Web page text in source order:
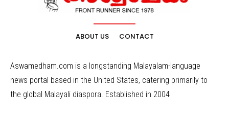
ABOUT US CONTACT
Aswamedham.com is a longstanding Malayalam-language
news portal based in the United States, catering primarily to
the global Malayali diaspora. Established in 2004